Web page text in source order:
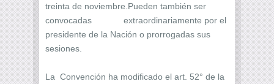
treinta de noviembre.Pueden también ser
convocadas extraordinariamente por el
presidente de la Nación o prorrogadas sus
sesiones.
La Convención ha modificado el art. 52° de la